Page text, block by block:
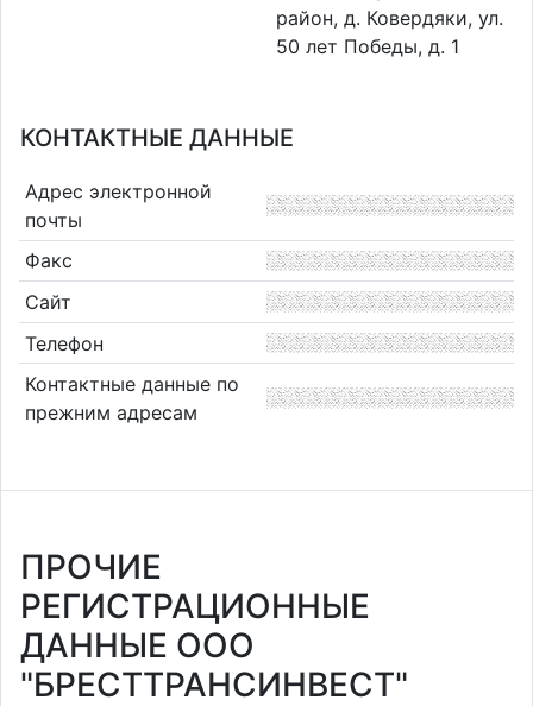
район, д. Ковердяки, ул.
50 лет Победы, д. 1
КОНТАКТНЫЕ ДАННЫЕ
Адрес электронной
почты
Факс
Сайт
Телефон
Контактные данные по
прежним адресам
ПРОЧИЕ
РЕГИСТРАЦИОННЫЕ
ДАННЫЕ ООО
"БРЕСТТРАНСИНВЕСТ"